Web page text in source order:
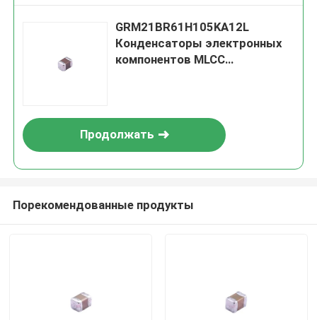
GRM21BR61H105KA12L
Конденсаторы электронных
компонентов MLCC
Продолжать
Порекомендованные продукты